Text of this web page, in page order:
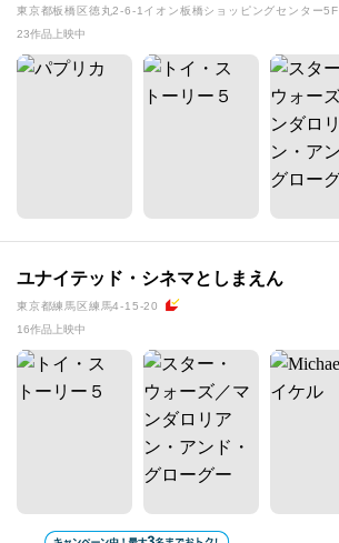
東京都板橋区徳丸2-6-1イオン板橋ショッピングセンター5F
23作品上映中
ユナイテッド・シネマとしまえん
東京都練馬区練馬4-15-20
16作品上映中